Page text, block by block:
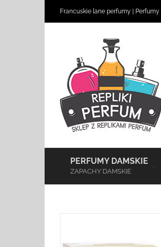
Francuskie lane perfumy
PERFUMY DAMSKIE
ZAPACHY DAMSKIE